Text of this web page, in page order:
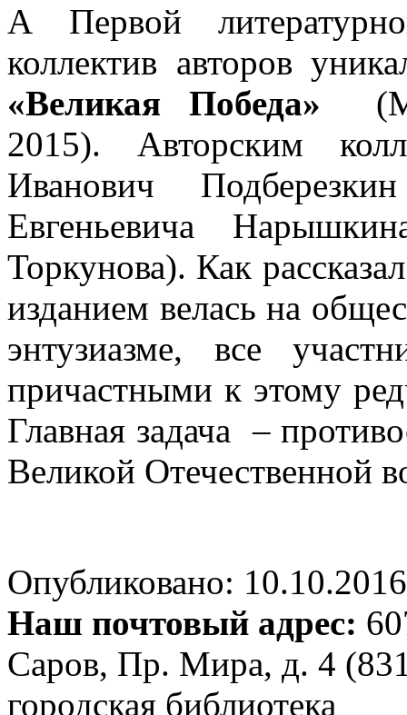
А Первой
коллектив авторов
«Великая Победа»
2015). Авторским
Иванович
Евгеньевича
Торкунова). Как
изданием велась на
энтузиазме, все
причастными к этому
Главная задача –
Великой Отечественной
Опубликовано:
Наш почтовый адрес:
Саров, Пр. Мира, д. 4
городская библиотека